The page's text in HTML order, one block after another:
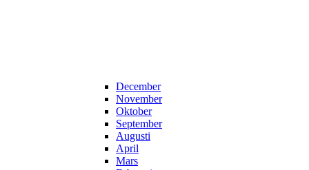
December
November
Oktober
September
Augusti
April
Mars